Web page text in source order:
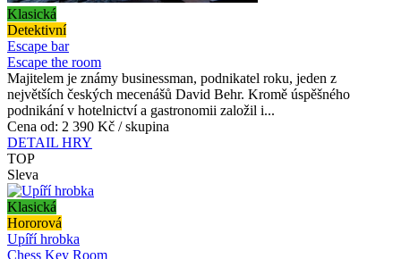
Klasická
Detektivní
Escape bar
Escape the room
Majitelem je známy businessman, podnikatel roku, jeden z
největších českých mecenášů David Behr. Kromě úspěšného
podnikání v hotelnictví a gastronomii založil i...
Cena od: 2 390 Kč / skupina
DETAIL HRY
TOP
Sleva
Klasická
Hororová
Upíří hrobka
Chess Key Room